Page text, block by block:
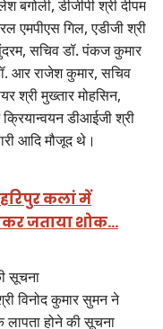
बगोली, डीजीपी श्री दीपम
एमपीएस गिल, एडीजी श्री
सचिव डॉ. पंकज कुमार
आर राजेश कुमार, सचिव
श्री मुख्तार मोहसिन,
डीआईजी श्री
आदि मौजूद थे।
कलां में
जताया शोक…
सूचना
विनोद कुमार सुमन ने
लापता होने की सूचना